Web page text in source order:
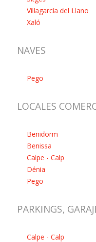
Villagarcía del Llano
Xaló
NAVES
Pego
LOCALES
Benidorm
Benissa
Calpe - Calp
Dénia
Pego
PARKINGS,
Calpe - Calp